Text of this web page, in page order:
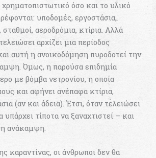
όσο και το υλικό
υποδομές, εργοστάσια,
αεροδρόμια, κτίρια. Αλλά
αρχίζει μια περίοδος
αυτή η ανοικοδόμηση πυροδοτεί την
Όμως, η παρούσα επιδημία
με βόμβα νετρονίου, η οποία
και αφήνει ανέπαφα κτίρια,
(αν και άδεια). Έτσι, όταν τελειώσει
υπάρχει τίποτα να ξαναχτιστεί – και
ανάκαμψη.
καραντίνας, οι άνθρωποι δεν θα